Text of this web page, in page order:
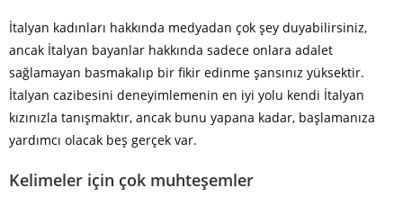
İtalyan kadınları hakkında medyadan çok şey duyabilirsiniz,
ancak İtalyan bayanlar hakkında sadece onlara adalet
sağlamayan basmakalıp bir fikir edinme şansınız yüksektir.
İtalyan cazibesini deneyimlemenin en iyi yolu kendi İtalyan
kızınızla tanışmaktır, ancak bunu yapana kadar, başlamanıza
yardımcı olacak beş gerçek var.
Kelimeler için çok muhteşemler